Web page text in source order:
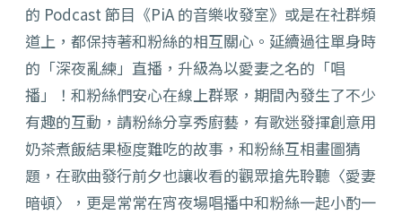
的 Podcast 節⽬《PiA 的⾳樂收發室》或是在社群頻
道上，都保持著和粉絲的相互關心。延續過往單身時
的「深夜亂練」直播，升級為以愛妻之名的「唱
播」！和粉絲們安心在線上群聚，期間內發生了不少
有趣的互動，請粉絲分享秀廚藝，有歌迷發揮創意用
奶茶煮飯結果極度難吃的故事，和粉絲互相畫圖猜
題，在歌曲發行前夕也讓收看的觀眾搶先聆聽〈愛妻
暗頓〉，更是常常在宵夜場唱播中和粉絲一起小酌一